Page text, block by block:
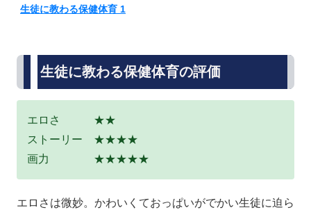
生徒に教わる保健体育 1
生徒に教わる保健体育の評価
エロさ ★★
ストーリー ★★★★
画力 ★★★★★
エロさは微妙。かわいくておっぱいがでかい生徒に迫ら